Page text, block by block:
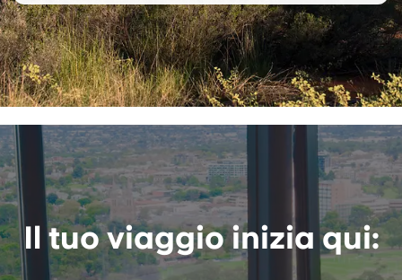
English (US)
Chinese
Español
Català
Deutsch
Italian
Seleziona una residenza
Accedi
Il tuo viaggio inizia qui: